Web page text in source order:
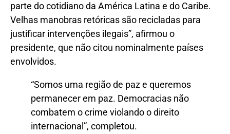
parte do cotidiano da América Latina e do Caribe.
Velhas manobras retóricas são recicladas para
justificar intervenções ilegais”, afirmou o
presidente, que não citou nominalmente países
envolvidos.
“Somos uma região de paz e queremos
permanecer em paz. Democracias não
combatem o crime violando o direito
internacional”, completou.